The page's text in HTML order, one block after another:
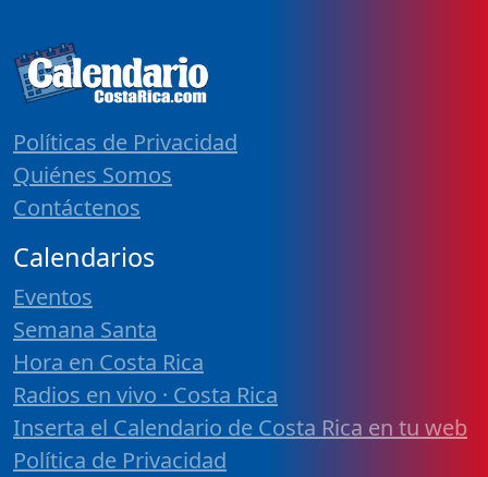
Políticas de Privacidad
Quiénes Somos
Contáctenos
Calendarios
Eventos
Semana Santa
Hora en Costa Rica
Radios en vivo · Costa Rica
Inserta el Calendario de Costa Rica en tu web
Política de Privacidad